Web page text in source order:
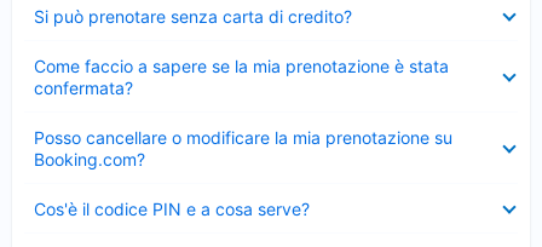
Si può prenotare senza carta di credito?
chiuso
Come faccio a sapere se la mia prenotazione è stata
confermata?
chiuso
Posso cancellare o modificare la mia prenotazione su
Booking.com?
chiuso
Cos'è il codice PIN e a cosa serve?
chiuso